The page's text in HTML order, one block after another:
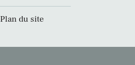
Plan du site